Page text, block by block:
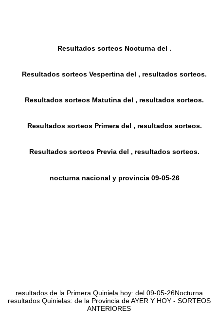
Resultados sorteos Nocturna del .
Resultados sorteos Vespertina del , resultados sorteos.
Resultados sorteos Matutina del , resultados sorteos.
Resultados sorteos Primera del , resultados sorteos.
Resultados sorteos Previa del , resultados sorteos.
nocturna nacional y provincia 09-05-26
resultados de la Primera Quiniela hoy: del 09-05-26Nocturna
resultados Quinielas: de la Provincia de AYER Y HOY - SORTEOS
ANTERIORES